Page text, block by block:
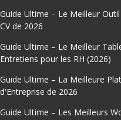
Guide Ultime – Le Meilleur
CV de 2026
Guide Ultime – Le Meilleur
Entretiens pour les RH (2026)
Guide Ultime – La Meilleure
d'Entreprise de 2026
Guide Ultime – Les Meilleurs